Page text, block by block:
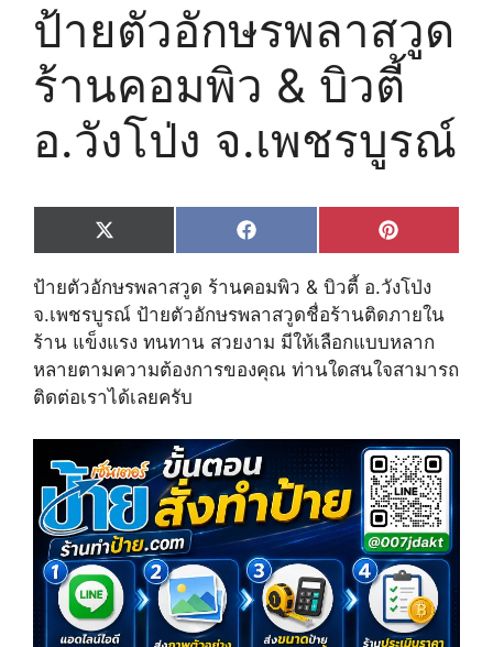
ป้ายตัวอักษรพลาสวูด
ร้านคอมพิว & บิวตี้
อ.วังโป่ง จ.เพชรบูรณ์
Share
on
X
(
w
i
t
e
r
)
Share
on
F
a
e
b
o
k
Share
on
P
i
n
t
e
e
s
ป้ายตัวอักษรพลาสวูด ร้านคอมพิว & บิวตี้ อ.วังโป่ง
จ.เพชรบูรณ์ ป้ายตัวอักษรพลาสวูดชื่อร้านติดภายใน
ร้าน แข็งแรง ทนทาน สวยงาม มีให้เลือกแบบหลาก
หลายตามความต้องการของคุณ ท่านใดสนใจสามารถ
ติดต่อเราได้เลยครับ